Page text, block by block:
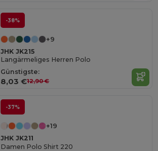
-38%
+9
JHK JK215
Langärmeliges Herren Polo
Günstigste:
8,03 €12,90 €
-37%
+19
JHK JK211
Damen Polo Shirt 220